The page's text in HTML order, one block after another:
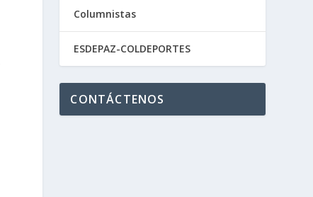
Columnistas
ESDEPAZ-COLDEPORTES
CONTÁCTENOS